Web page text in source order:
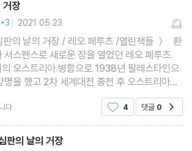
(1923)은 페루츠의 전성기 대표작으로, 당시 대
로나 큰 성공을 거둔 작품이다. 저택에서 갑자
을 끊은 유명 배우의 죽음의 진상을 추적하며,
사건의 비밀을 파헤치는 과정의 이야기를 담
추리, 공포, 환상을 절묘하게 조합하여 흥미진진
어 가는 페루츠의 재능이 특히 돋보이는 걸작으
거장
| 2021.05.23
판의 날의 거장 / 레오 페루츠 /열린책들 ＞ 환
서스펜스로 새로운 장을 열었던 레오 페루츠.
의 오스트리아 병합으로 1938년 팔레스타인으
명을 했고 2차 세계대전 종전 후 오스트리아로
며 글을 썼지만 예전처럼 명성을 얻지 못했다.
, 20세기에 들어서면서 다시 한번 작품이 재
환상 소설
다. 4 댓글 0
판의 날의 거장